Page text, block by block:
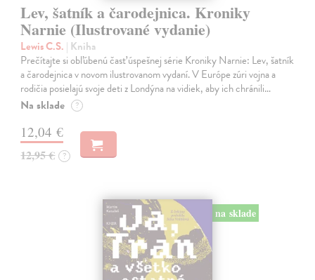
Lev, šatník a čarodejnica. Kroniky
Narnie (Ilustrované vydanie)
Lewis C.S. | Kniha
Prečítajte si obľúbenú časť úspešnej série Kroniky Narnie: Lev, šatník
a čarodejnica v novom ilustrovanom vydaní. V Európe zúri vojna a
rodičia posielajú svoje deti z Londýna na vidiek, aby ich chránili…
Na sklade ?
12,04 €
12,95 € ?
na sklade